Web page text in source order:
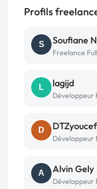
Profils
S Soufiane
Freelance
L lagijd
Développeur
D DTZyoucef
Développeur
A Alvin Gely
Développeur